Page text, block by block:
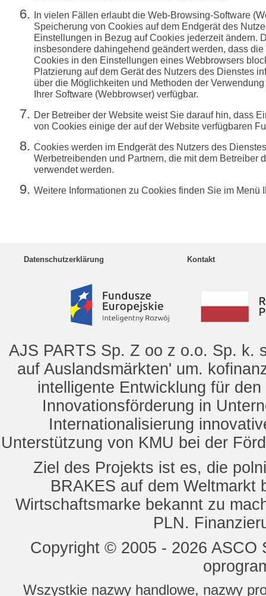
In vielen Fällen erlaubt die Web-Browsing-Software
Speicherung von Cookies auf dem Endgerät des
Einstellungen in Bezug auf Cookies jederzeit ändern.
insbesondere dahingehend geändert werden, dass
Cookies in den Einstellungen eines Webbrowsers
Platzierung auf dem Gerät des Nutzers des Dienstes
über die Möglichkeiten und Methoden der
Ihrer Software (Webbrowser) verfügbar.
Der Betreiber der Website weist Sie darauf hin, dass
von Cookies einige der auf der Website verfügbaren
Cookies werden im Endgerät des Nutzers des
Werbetreibenden und Partnern, die mit dem Betreiber
verwendet werden.
Weitere Informationen zu Cookies finden Sie im Menü
Datenschutzerklärung Kontakt
AJS PARTS Sp. Z oo z o.o. Sp. k.
auf Auslandsmärkten' um.
intelligente Entwicklung für
Innovationsförderung in
Internationalisierung
Unterstützung von KMU bei der
Ziel des Projekts ist es, die
BRAKES auf dem Weltmarkt
Wirtschaftsmarke bekannt zu
PLN.
Copyright © 2005 - 2026
Wszystkie nazwy handlowe, nazwy